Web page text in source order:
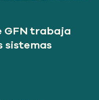
GFN trabaja
sistemas